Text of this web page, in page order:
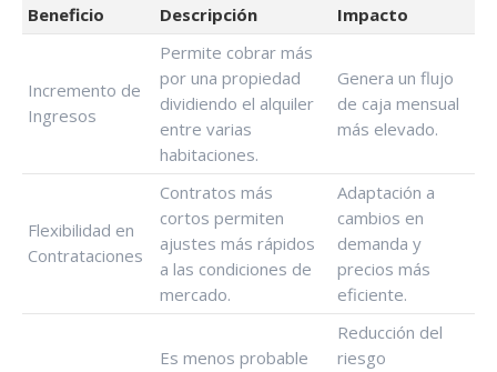
Beneficio
Descripción Impacto
Incremento de
Ingresos
Permite cobrar más
por una propiedad
dividiendo el alquiler
entre varias
habitaciones.
Genera un flujo
de caja mensual
más elevado.
Flexibilidad en
Contrataciones
Contratos más
cortos permiten
ajustes más rápidos
a las condiciones de
mercado.
Adaptación a
cambios en
demanda y
precios más
eficiente.
Es menos probable
Reducción del
riesgo